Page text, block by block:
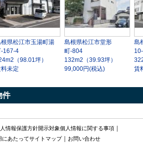
県松江市玉湯町湯
-167-4
2 （98.01坪）
未定
島根県松江市堂形
町-804
132m2 （39.93坪）
99,000円(税込)
島
賃
件
情報保護方針開示対象個人情報に関する事項｜
にあたってサイトマップ｜ お問い合わせ